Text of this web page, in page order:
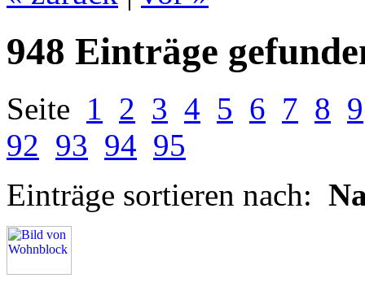
948 Einträge
Seite 1 2 3 4 5 6 7 8 9
92 93 94 95
Einträge sortieren nach: